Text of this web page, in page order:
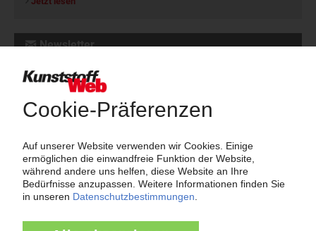
Newsletter
Die wichtigsten Nachrichten und Neuigkeiten aus der
Kunststoffbranche – jeden Tag brandaktuell!